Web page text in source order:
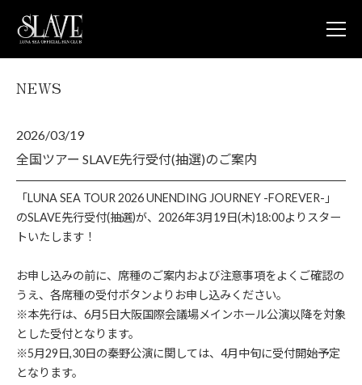
STORE
NEWS
2026/03/19
全国ツアー SLAVE先行受付(抽選)のご案内
「LUNA SEA TOUR 2026 UNENDING JOURNEY -FOREVER-」
のSLAVE先行受付(抽選)が、2026年3月19日(木)18:00よりスター
トいたします！
お申し込みの前に、席種のご案内および注意事項をよくご確認の
うえ、各席種の受付ボタンよりお申し込みください。
※本先行は、6月5日大阪国際会議場メインホール公演以降を対象
とした受付となります。
※5月29日,30日の秦野公演に関しては、4月中旬に受付開始予定
となります。